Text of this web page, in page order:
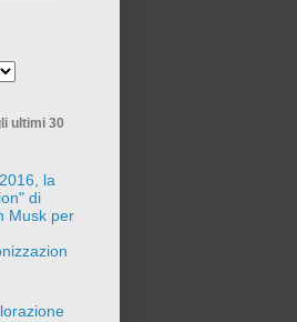
ultimi 30
la
di
Musk per